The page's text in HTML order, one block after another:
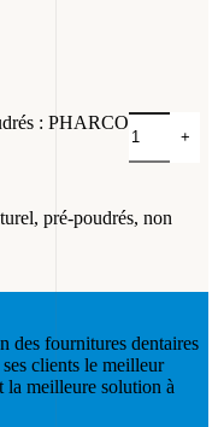
: PHARCO
pré-poudrés, non
des fournitures dentaires
clients le meilleur
la meilleure solution à